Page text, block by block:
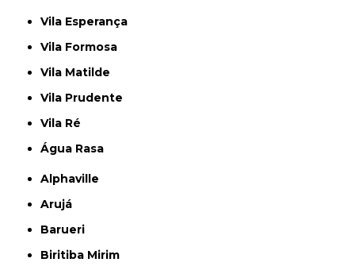
Vila Esperança
Vila Formosa
Vila Matilde
Vila Prudente
Vila Ré
Água Rasa
Alphaville
Arujá
Barueri
Biritiba Mirim